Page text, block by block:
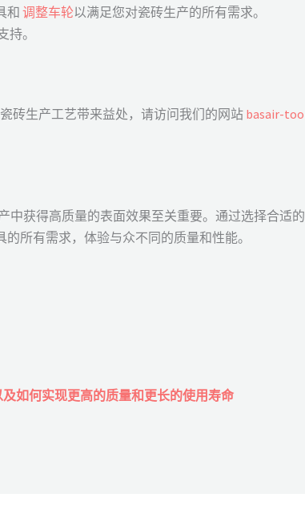
和 调整车轮以满足您对瓷砖生产的所有需求。
。
砖生产工艺带来益处，请访问我们的网站 basair-
中获得高质量的表面效果至关重要。通过选择合适
所有需求，体验与众不同的质量和性能。
如何实现更高的质量和更长的使用寿命